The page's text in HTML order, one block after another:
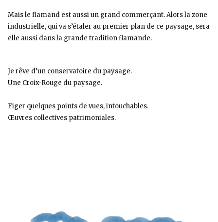
Mais le flamand est aussi un grand commerçant. Alors la zone
industrielle, qui va s’étaler au premier plan de ce paysage, sera
elle aussi dans la grande tradition flamande.
Je rêve d’un conservatoire du paysage.
Une Croix-Rouge du paysage.
Figer quelques points de vues, intouchables.
Œuvres collectives patrimoniales.